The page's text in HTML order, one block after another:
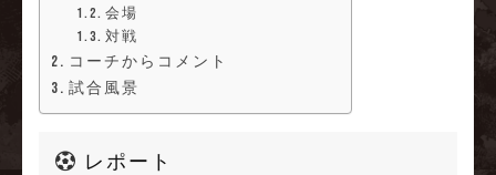
会場
対戦
コーチからコメント
試合風景
レポート